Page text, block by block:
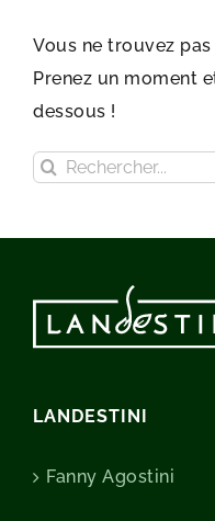
Vous ne trouvez
Prenez un moment
dessous !
Rechercher:
LANDESTINI
Fanny Agostini